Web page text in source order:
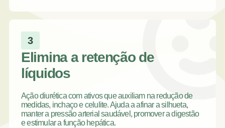
3
Elimina a retenção de
líquidos
Ação diurética com ativos que auxiliam na redução de
medidas, inchaço e celulite. Ajuda a afinar a silhueta,
manter a pressão arterial saudável, promover a digestão
e estimular a função hepática.